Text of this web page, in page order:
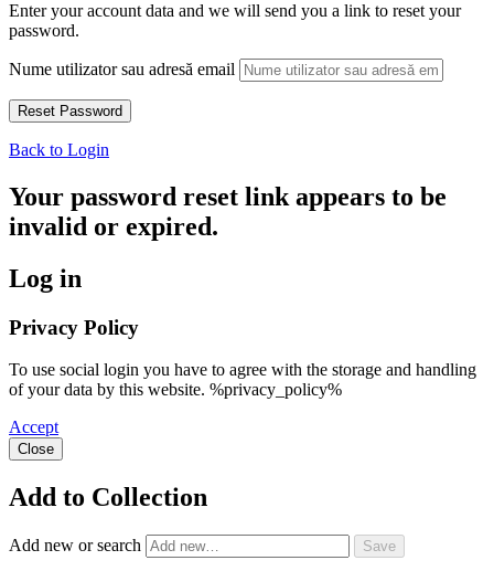
Enter your account data and we will send you a link to reset your
password.
Nume utilizator sau adresă email
Back to Login
Your password reset link appears to be
invalid or expired.
Log in
Privacy Policy
To use social login you have to agree with the storage and handling
of your data by this website. %privacy_policy%
Accept
Close
Add to Collection
Add new or search